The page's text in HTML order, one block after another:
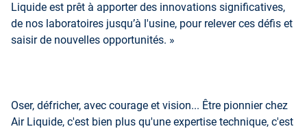
Liquide est prêt à apporter des innovations significatives,
de nos laboratoires jusqu’à l'usine, pour relever ces défis et
saisir de nouvelles opportunités. »
Oser, défricher, avec courage et vision... Être pionnier chez
Air Liquide, c'est bien plus qu'une expertise technique, c'est